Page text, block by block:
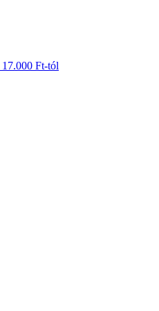
17.000 Ft-tól